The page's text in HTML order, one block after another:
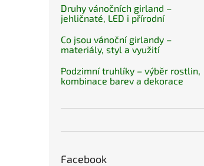
Druhy vánočních girland –
jehličnaté, LED i přírodní
Co jsou vánoční girlandy –
materiály, styl a využití
Podzimní truhlíky – výběr rostlin,
kombinace barev a dekorace
Facebook